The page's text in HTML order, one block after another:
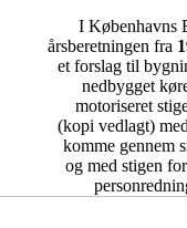
I Københavns
årsberetningen fra
et forslag til
nedbygget
motoriseret
(kopi vedlagt)
komme gennem
og med stigen